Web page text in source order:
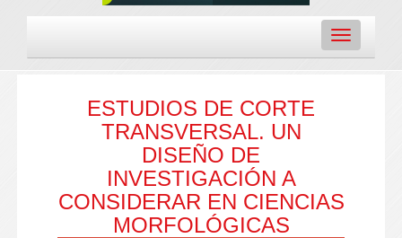
Toggle
navigation
ESTUDIOS DE CORTE
TRANSVERSAL. UN
DISEÑO DE
INVESTIGACIÓN A
CONSIDERAR EN CIENCIAS
MORFOLÓGICAS